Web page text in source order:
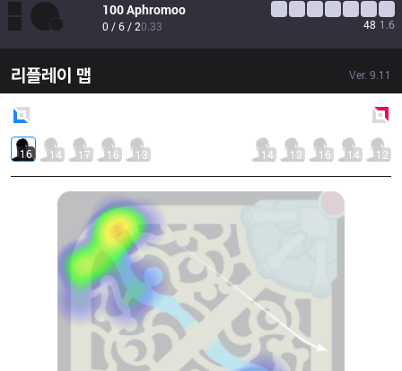
100Aphromoo
0 / 6 / 20.33 48 1.6
리플레이 맵 Ver. 9.11
16 14 17 16 13 14 13 16 14 12